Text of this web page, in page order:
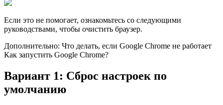
Если это не помогает, ознакомьтесь со следующими
руководствами, чтобы очистить браузер.
Дополнительно: Что делать, если Google Chrome не работает
Как запустить Google Chrome?
Вариант 1: Сброс настроек по
умолчанию